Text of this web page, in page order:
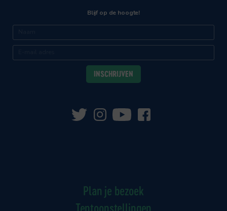
Plan je bezoek
Tentoonstellingen
Blijf op de hoogte!